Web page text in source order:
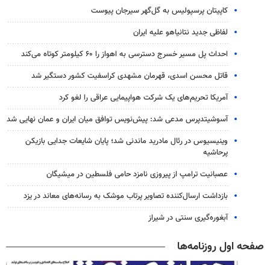
کاپیتان پرسپولیس به گل‌گهر سیرجان پیوست
لفاظی جدید نتانیاهو علیه ایران
احداث پل مسیر خسرج دسترسی به اهواز را ۶۰ کیلومتر کوتاه می‌کند
قاتل محسن اسدی، قهرمان مشهدی کراسفیت کشور دستگیر شد
آمریکا تحریم‌های یک شرکت هواپیمایی عراقی را لغو کرد
آسوشیتدپرس مدعی شد: پیش‌نویس توافق میان ایران و عمان نهایی شد
وینیسیوس در رئال مادرید ماندنی شد؛ پایان شایعات جدایی بازیکن
پرحاشیه
عصبانیت ترامپ از پیروزی نامزد حامی فلسطین در میشیگان
بازداشت ارسال‌کننده تصاویر پرتاب موشک به رسانه‌های معاند در یزد
آبغوره‌گیری سنتی در شیراز
صفحه اول روزنامه‌ها